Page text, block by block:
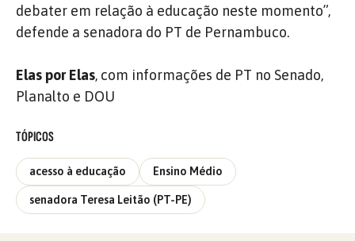
debater em relação à educação neste momento”,
defende a senadora do PT de Pernambuco.
Elas por Elas, com informações de PT no Senado,
Planalto e DOU
TÓPICOS
acesso à educação Ensino Médio
senadora Teresa Leitão (PT-PE)